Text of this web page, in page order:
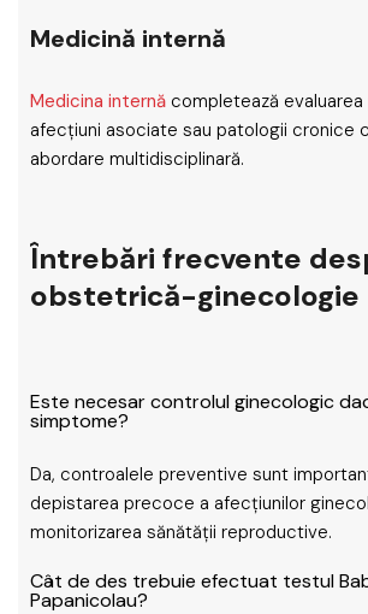
Medicină internă
Medicina internă completează
afecțiuni asociate sau patologii cronice
abordare multidisciplinară.
Întrebări frecvente
obstetrică-ginecologie
Este necesar controlul ginecologic
simptome?
Da, controalele preventive sunt
depistarea precoce a afecțiunilor
monitorizarea sănătății reproductive.
Cât de des trebuie efectuat testul
Papanicolau?